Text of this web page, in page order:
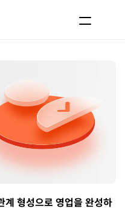
형성으로 영업을 완성하